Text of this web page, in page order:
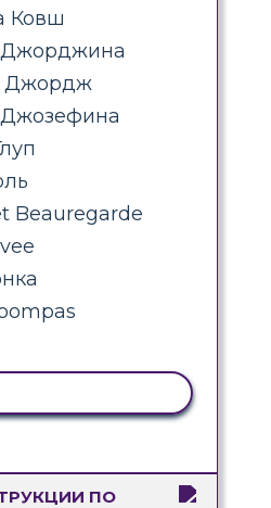
Ковш
Джордж
Beauregarde
ПО